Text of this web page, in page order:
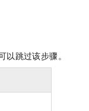
跳过该步骤。